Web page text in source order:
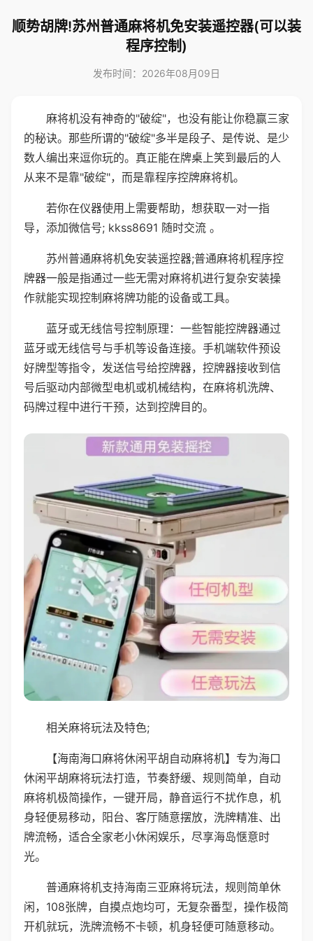
顺势胡牌!苏州普通麻将机免安装遥控器(可以装
程序控制)
发布时间：2026年08月09日
麻将机没有神奇的"破绽"，也没有能让你稳赢三家
的秘诀。那些所谓的"破绽"多半是段子、是传说、是少
数人编出来逗你玩的。真正能在牌桌上笑到最后的人
从来不是靠"破绽"，而是靠程序控牌麻将机。
若你在仪器使用上需要帮助，想获取一对一指
导，添加微信号; kkss8691 随时交流 。
苏州普通麻将机免安装遥控器;普通麻将机程序控
牌器一般是指通过一些无需对麻将机进行复杂安装操
作就能实现控制麻将牌功能的设备或工具。
蓝牙或无线信号控制原理：一些智能控牌器通过
蓝牙或无线信号与手机等设备连接。手机端软件预设
好牌型等指令，发送信号给控牌器，控牌器接收到信
号后驱动内部微型电机或机械结构，在麻将机洗牌、
码牌过程中进行干预，达到控牌目的。
相关麻将玩法及特色;
【海南海口麻将休闲平胡自动麻将机】专为海口
休闲平胡麻将玩法打造，节奏舒缓、规则简单，自动
麻将机极简操作，一键开局，静音运行不扰作息，机
身轻便易移动，阳台、客厅随意摆放，洗牌精准、出
牌流畅，适合全家老小休闲娱乐，尽享海岛惬意时
光。
普通麻将机支持海南三亚麻将玩法，规则简单休
闲，108张牌，自摸点炮均可，无复杂番型，操作极简
开机就玩，洗牌流畅不卡顿，机身轻便可随意移动。